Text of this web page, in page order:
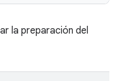
la preparación del